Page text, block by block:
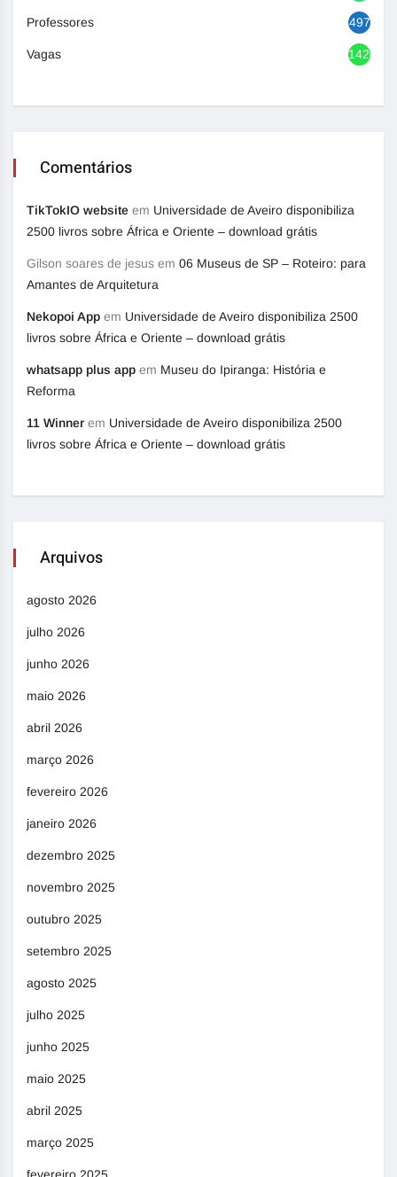
Professores 497
Vagas 1420
Comentários
TikTokIO website em Universidade de Aveiro disponibiliza
2500 livros sobre África e Oriente – download grátis
Gilson soares de jesus em 06 Museus de SP – Roteiro: para
Amantes de Arquitetura
Nekopoi App em Universidade de Aveiro disponibiliza 2500
livros sobre África e Oriente – download grátis
whatsapp plus app em Museu do Ipiranga: História e
Reforma
11 Winner em Universidade de Aveiro disponibiliza 2500
livros sobre África e Oriente – download grátis
Arquivos
agosto 2026
julho 2026
junho 2026
maio 2026
abril 2026
março 2026
fevereiro 2026
janeiro 2026
dezembro 2025
novembro 2025
outubro 2025
setembro 2025
agosto 2025
julho 2025
junho 2025
maio 2025
abril 2025
março 2025